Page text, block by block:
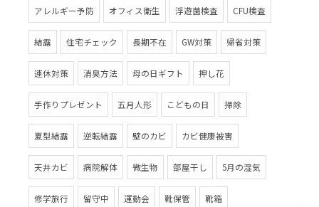
アレルギー予防 オフィス衛生 浮遊菌検査 CFU検査
結露 住宅チェック 長期不在 GW対策 帰省対策
連休対策 消臭方法 母の日ギフト 押し花
手作りプレゼント 五月人形 こどもの日 掃除
夏型結露 逆転結露 壁のカビ カビ健康被害
天井カビ 病院解体 微生物 部屋干し 5月の湿気
修学旅行 留守中 運動会 靴保管 靴箱